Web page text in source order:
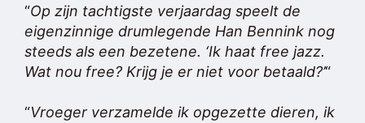
“Op zijn tachtigste verjaardag speelt de
eigenzinnige drumlegende Han Bennink nog
steeds als een bezetene. ‘Ik haat free jazz.
Wat nou free? Krijg je er niet voor betaald?’“
“Vroeger verzamelde ik opgezette dieren, ik